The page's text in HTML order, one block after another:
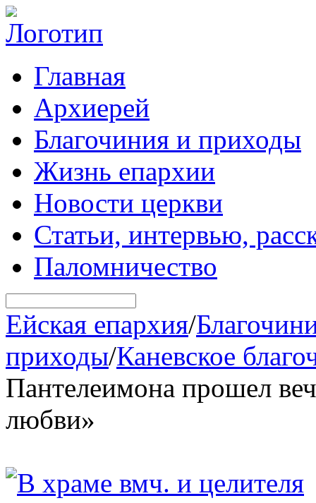
Главная
Архиерей
Благочиния и приходы
Жизнь епархии
Новости церкви
Статьи, интервью,
Паломничество
Ейская епархия/
приходы/Каневское
Пантелеимона прошел
любви»